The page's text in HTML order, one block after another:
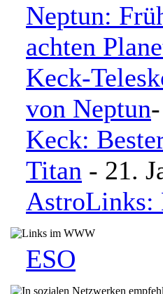
Neptun:
achten
Keck-
von Neptun
Keck:
Titan - 21.
AstroLinks:
ESO